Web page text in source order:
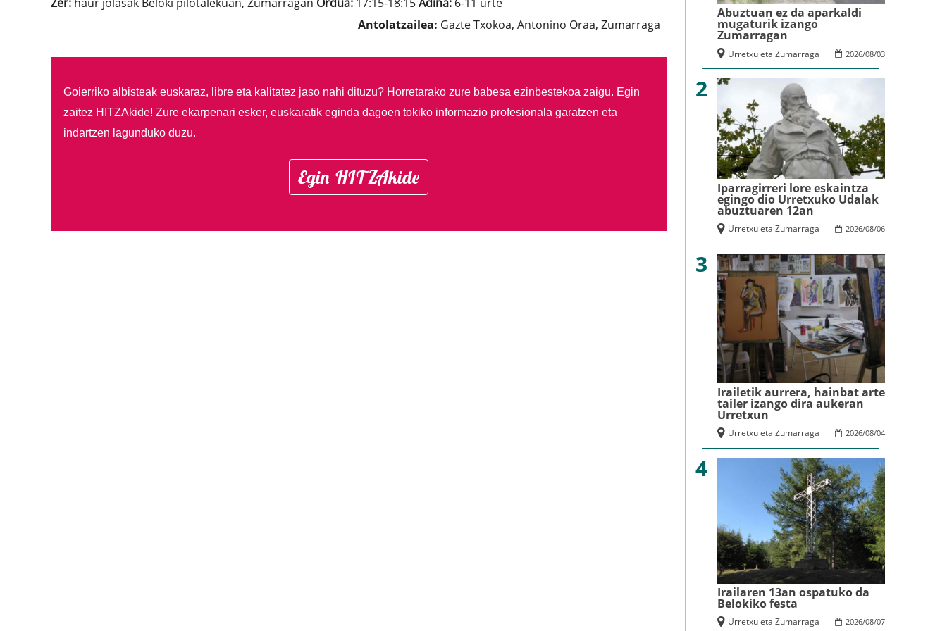
Antolatzailea: Gazte Txokoa, Antonino Oraa, Zumarraga
Goierriko albisteak euskaraz, libre eta kalitatez jaso nahi dituzu? Horretarako zure babesa ezinbestekoa zaigu. Egin
zaitez HITZAkide! Zure ekarpenari esker, euskaratik eginda dagoen tokiko informazio profesionala garatzen eta
indartzen lagunduko duzu.
Egin HITZAkide
Abuztuan ez da aparkaldi
mugaturik izango
Zumarragan
2026/08/03
Urretxu eta Zumarraga
2
Iparragirreri lore eskaintza
egingo dio Urretxuko Udalak
abuztuaren 12an
2026/08/06
Urretxu eta Zumarraga
3
Irailetik aurrera, hainbat arte
tailer izango dira aukeran
Urretxun
2026/08/04
Urretxu eta Zumarraga
4
Irailaren 13an ospatuko da
Belokiko festa
2026/08/07
Urretxu eta Zumarraga